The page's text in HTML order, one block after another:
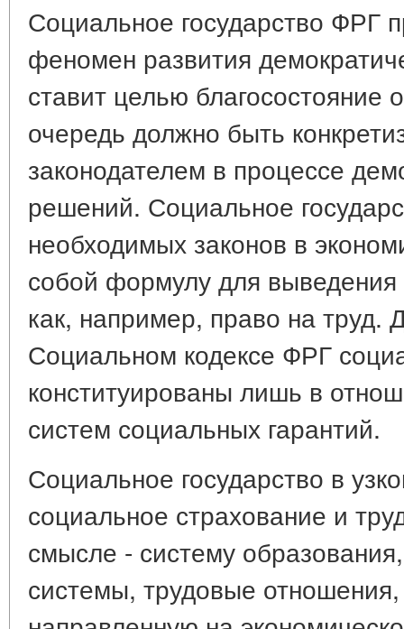
Социальное государство ФРГ
феномен развития
ставит целью благосостояние
очередь должно быть
законодателем в процессе
решений. Социальное
необходимых законов в
собой формулу для
как, например, право на труд.
Социальном кодексе ФРГ
конституированы лишь в
систем социальных гарантий.
Социальное государство в
социальное страхование и
смысле - систему
системы, трудовые